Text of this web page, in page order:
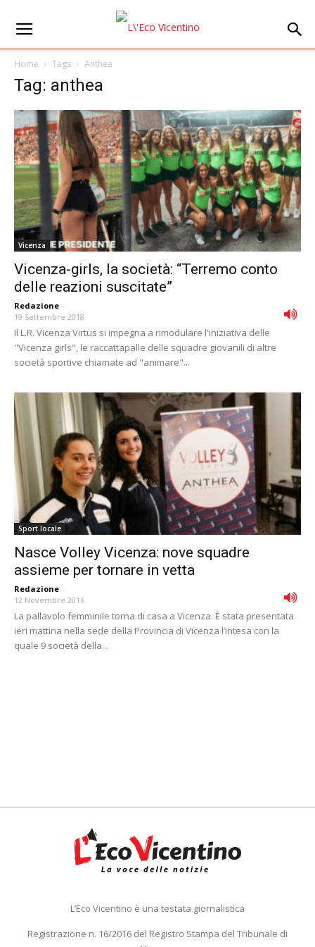
Home Tags Anthea
Tag: anthea
Vicenza
Vicenza-girls, la società: “Terremo conto
delle reazioni suscitate”
Redazione -
19 Settembre 2018
Il L.R. Vicenza Virtus si impegna a rimodulare l'iniziativa delle
"Vicenza girls", le raccattapalle delle squadre giovanili di altre
società sportive chiamate ad "animare"...
Sport locale
Nasce Volley Vicenza: nove squadre
assieme per tornare in vetta
Redazione -
12 Novembre 2016
La pallavolo femminile torna di casa a Vicenza. È stata presentata
ieri mattina nella sede della Provincia di Vicenza l’intesa con la
quale 9 società della...
L’Eco Vicentino è una testata giornalistica
Registrazione n. 16/2016 del Registro Stampa del Tribunale di